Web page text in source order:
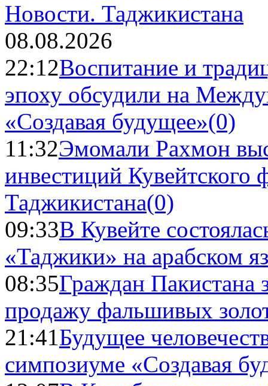
Новости. Таджикистана
08.08.2026
22:12Воспитание и
эпоху обсудили на
«Создавая будущее»(0)
11:32Эмомали Рахмон
инвестиций Кувейтского
Таджикистана(0)
09:33В Кувейте
«Таджики» на арабском
08:35Граждан Пакистана
продажу фальшивых
21:41Будущее
симпозиуме «Создавая